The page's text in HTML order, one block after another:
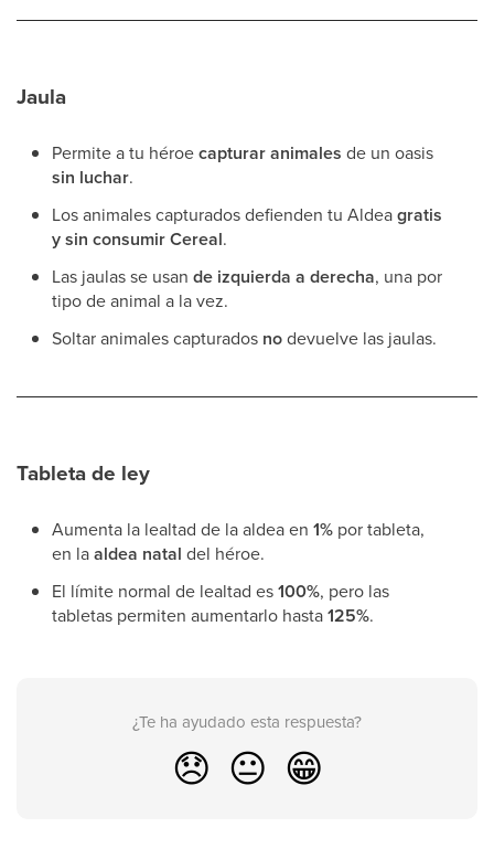
Jaula
Permite a tu héroecapturar animales de un oasis
sin luchar.
Los animales capturados defienden tu Aldeagratis
y sin consumir Cereal.
Las jaulas se usan de izquierda a derecha, una por
tipo de animal a la vez.
Soltar animales capturados nodevuelve las jaulas.
Tableta de ley
Aumenta la lealtad de la aldea en 1% por tableta,
en laaldea natal del héroe.
El límite normal de lealtad es100%, pero las
tabletas permiten aumentarlo hasta125%.
¿Te ha ayudado esta respuesta?
😞 😐 😁